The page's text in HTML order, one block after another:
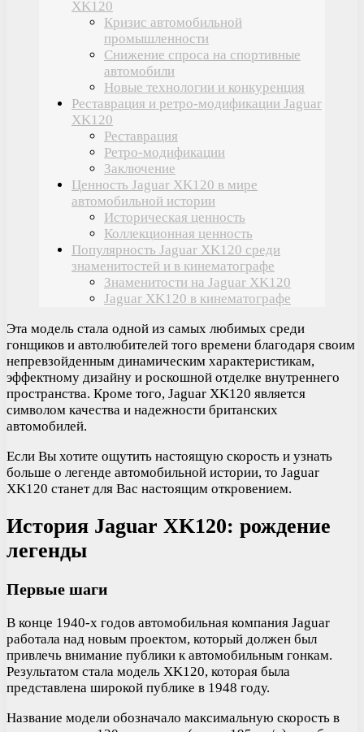
XK120
Кризис автомобильной
промышленности
Снижение спроса на спортивные
автомобили
Новые технологии и конкуренция
Реставрация и ретро-модификации Jaguar
XK120
Реставрация
Ретро-модификации
Заключение
Ценность Jaguar XK120 в мире
автомобильной истории
Историческая ценность
Коллекционная ценность
Популярность Jaguar XK120 среди
знаменитостей и в кинематографе
Знаменитости на Jaguar XK120
Jaguar XK120 в кинематографе
Эта модель стала одной из самых любимых среди
гонщиков и автолюбителей того времени благодаря своим
непревзойденным динамическим характеристикам,
эффектному дизайну и роскошной отделке внутреннего
пространства. Кроме того, Jaguar XK120 является
символом качества и надежности британских
автомобилей.
Если Вы хотите ощутить настоящую скорость и узнать
больше о легенде автомобильной истории, то Jaguar
XK120 станет для Вас настоящим откровением.
История Jaguar XK120: рождение
легенды
Первые шаги
В конце 1940-х годов автомобильная компания Jaguar
работала над новым проектом, который должен был
привлечь внимание публики к автомобильным гонкам.
Результатом стала модель XK120, которая была
представлена широкой публике в 1948 году.
Название модели обозначало максимальную скорость в